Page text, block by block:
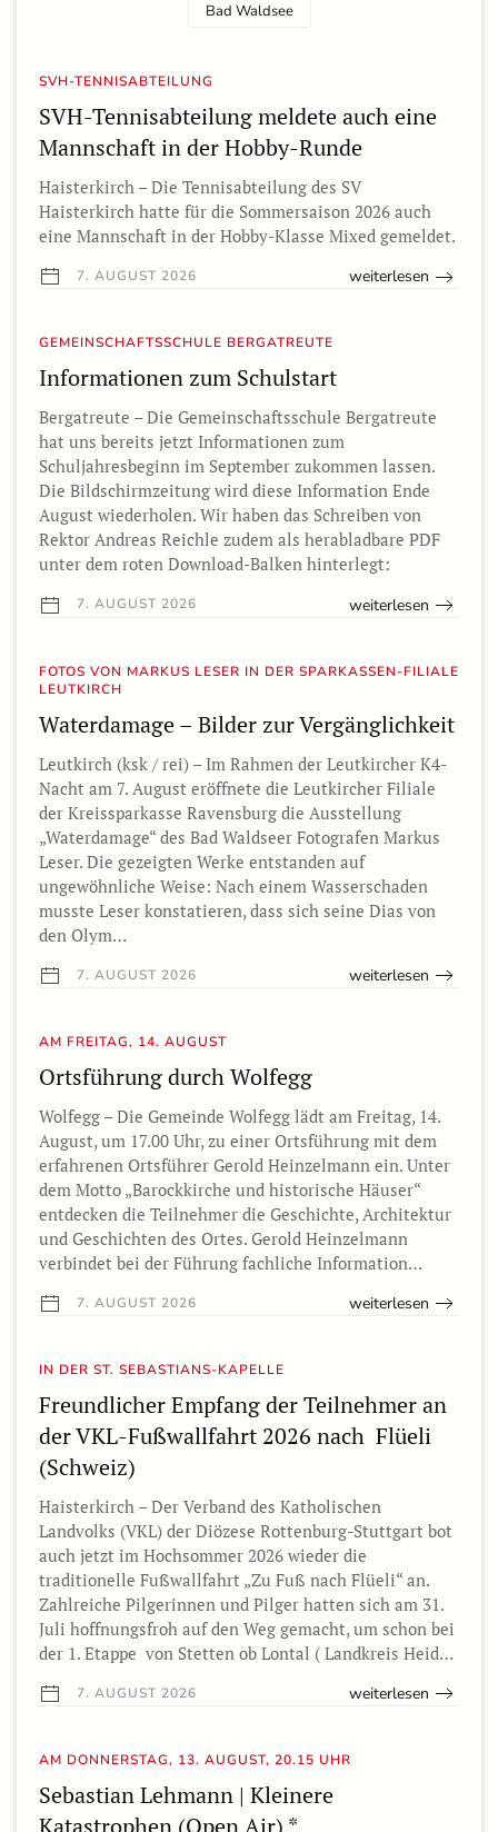
Bad Waldsee
SVH-TENNISABTEILUNG
SVH-Tennisabteilung meldete auch eine
Mannschaft in der Hobby-Runde
Haisterkirch – Die Tennisabteilung des SV
Haisterkirch hatte für die Sommersaison 2026 auch
eine Mannschaft in der Hobby-Klasse Mixed gemeldet.
7. AUGUST 2026 weiterlesen
GEMEINSCHAFTSSCHULE BERGATREUTE
Informationen zum Schulstart
Bergatreute – Die Gemeinschaftsschule Bergatreute
hat uns bereits jetzt Informationen zum
Schuljahresbeginn im September zukommen lassen.
Die Bildschirmzeitung wird diese Information Ende
August wiederholen. Wir haben das Schreiben von
Rektor Andreas Reichle zudem als herabladbare PDF
unter dem roten Download-Balken hinterlegt:
7. AUGUST 2026 weiterlesen
FOTOS VON MARKUS LESER IN DER SPARKASSEN-FILIALE
LEUTKIRCH
Waterdamage – Bilder zur Vergänglichkeit
Leutkirch (ksk / rei) – Im Rahmen der Leutkircher K4-
Nacht am 7. August eröffnete die Leutkircher Filiale
der Kreissparkasse Ravensburg die Ausstellung
„Waterdamage“ des Bad Waldseer Fotografen Markus
Leser. Die gezeigten Werke entstanden auf
ungewöhnliche Weise: Nach einem Wasserschaden
musste Leser konstatieren, dass sich seine Dias von
den Olym…
7. AUGUST 2026 weiterlesen
AM FREITAG, 14. AUGUST
Ortsführung durch Wolfegg
Wolfegg – Die Gemeinde Wolfegg lädt am Freitag, 14.
August, um 17.00 Uhr, zu einer Ortsführung mit dem
erfahrenen Ortsführer Gerold Heinzelmann ein. Unter
dem Motto „Barockkirche und historische Häuser“
entdecken die Teilnehmer die Geschichte, Architektur
und Geschichten des Ortes. Gerold Heinzelmann
verbindet bei der Führung fachliche Information…
7. AUGUST 2026 weiterlesen
IN DER ST. SEBASTIANS-KAPELLE
Freundlicher Empfang der Teilnehmer an
der VKL-Fußwallfahrt 2026 nach Flüeli
(Schweiz)
Haisterkirch – Der Verband des Katholischen
Landvolks (VKL) der Diözese Rottenburg-Stuttgart bot
auch jetzt im Hochsommer 2026 wieder die
traditionelle Fußwallfahrt „Zu Fuß nach Flüeli“ an.
Zahlreiche Pilgerinnen und Pilger hatten sich am 31.
Juli hoffnungsfroh auf den Weg gemacht, um schon bei
der 1. Etappe von Stetten ob Lontal ( Landkreis Heid…
7. AUGUST 2026 weiterlesen
AM DONNERSTAG, 13. AUGUST, 20.15 UHR
Sebastian Lehmann | Kleinere
Katastrophen (Open Air) *